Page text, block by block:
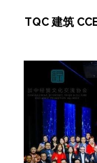
TQC 建筑